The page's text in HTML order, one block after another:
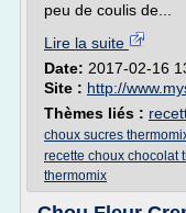
peu de coulis de...
Lire la suite
Date: 2017-02-16
Site : http://
Thèmes liés :
choux sucres
recette choux chocolat
thermomix